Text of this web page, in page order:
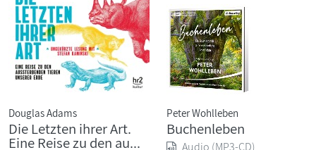
Douglas Adams
Die Letzten ihrer Art.
Eine Reise zu den au...
Peter Wohlleben
Buchenleben
Audio (MP3-CD)